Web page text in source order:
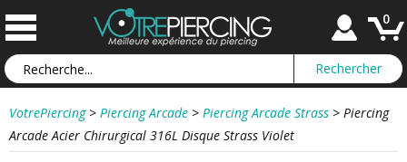
0
VotrePiercing > Piercing Arcade > Piercing Arcade Strass > Piercing
Arcade Acier Chirurgical 316L Disque Strass Violet